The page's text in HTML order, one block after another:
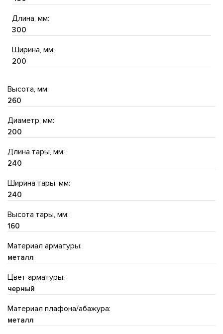
Длина, мм:
300
Ширина, мм:
200
Высота, мм:
260
Диаметр, мм:
200
Длина тары, мм:
240
Ширина тары, мм:
240
Высота тары, мм:
160
Материал арматуры:
металл
Цвет арматуры:
черный
Материал плафона/абажура:
металл